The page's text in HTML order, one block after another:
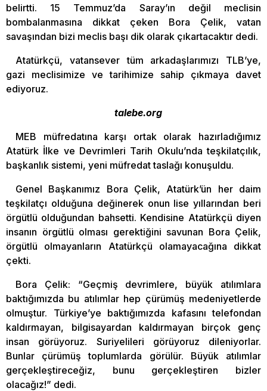
belirtti. 15 Temmuz’da Saray’ın değil meclisin
bombalanmasına dikkat çeken Bora Çelik, vatan
savaşından bizi meclis başı dik olarak çıkartacaktır dedi.
Atatürkçü, vatansever tüm arkadaşlarımızı TLB’ye,
gazi meclisimize ve tarihimize sahip çıkmaya davet
ediyoruz.
talebe.org
MEB müfredatına karşı ortak olarak hazırladığımız
Atatürk İlke ve Devrimleri Tarih Okulu’nda teşkilatçılık,
başkanlık sistemi, yeni müfredat taslağı konuşuldu.
Genel Başkanımız Bora Çelik, Atatürk’ün her daim
teşkilatçı olduğuna değinerek onun lise yıllarından beri
örgütlü olduğundan bahsetti. Kendisine Atatürkçü diyen
insanın örgütlü olması gerektiğini savunan Bora Çelik,
örgütlü olmayanların Atatürkçü olamayacağına dikkat
çekti.
Bora Çelik: “Geçmiş devrimlere, büyük atılımlara
baktığımızda bu atılımlar hep çürümüş medeniyetlerde
olmuştur. Türkiye’ye baktığımızda kafasını telefondan
kaldırmayan, bilgisayardan kaldırmayan birçok genç
insan görüyoruz. Suriyelileri görüyoruz dileniyorlar.
Bunlar çürümüş toplumlarda görülür. Büyük atılımlar
gerçekleştireceğiz, bunu gerçekleştiren bizler
olacağız!” dedi.